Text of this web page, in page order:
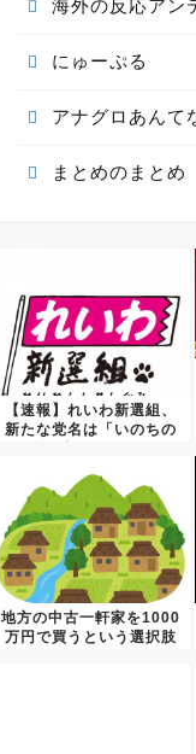
海外の反応アン
にゅーぷる
アナグロあんて
まとめのまとめ
【速報】れいわ新選組、
新たな党名は「いのちの
地方の中古一軒家を1000
万円で買うという選択肢